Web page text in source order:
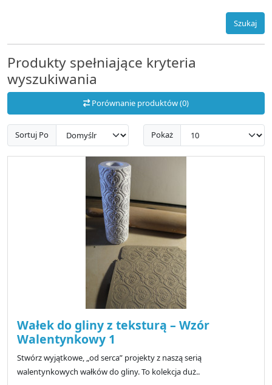
Szukaj
Produkty spełniające kryteria
wyszukiwania
Porównanie produktów (0)
Sortuj Po Pokaż
Wałek do gliny z teksturą – Wzór
Walentynkowy 1
Stwórz wyjątkowe, „od serca” projekty z naszą serią
walentynkowych wałków do gliny. To kolekcja duż..